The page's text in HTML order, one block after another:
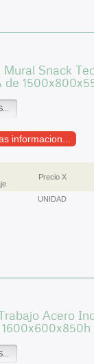
Mural Snack
de
informacion...
Precio X
UNIDAD
Acero